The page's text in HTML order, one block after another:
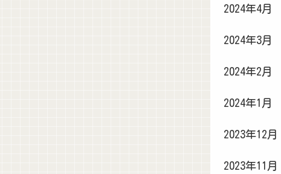
2024年4月
2024年3月
2024年2月
2024年1月
2023年12月
2023年11月